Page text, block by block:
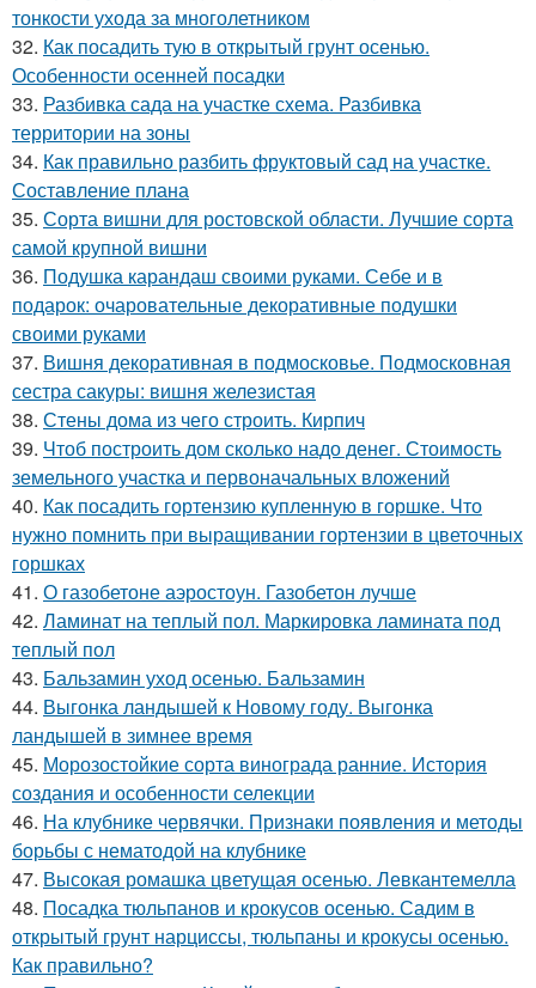
тонкости ухода за многолетником
32. Как посадить тую в открытый грунт осенью.
Особенности осенней посадки
33. Разбивка сада на участке схема. Разбивка
территории на зоны
34. Как правильно разбить фруктовый сад на участке.
Составление плана
35. Сорта вишни для ростовской области. Лучшие сорта
самой крупной вишни
36. Подушка карандаш своими руками. Себе и в
подарок: очаровательные декоративные подушки
своими руками
37. Вишня декоративная в подмосковье. Подмосковная
сестра сакуры: вишня железистая
38. Стены дома из чего строить. Кирпич
39. Чтоб построить дом сколько надо денег. Стоимость
земельного участка и первоначальных вложений
40. Как посадить гортензию купленную в горшке. Что
нужно помнить при выращивании гортензии в цветочных
горшках
41. О газобетоне аэростоун. Газобетон лучше
42. Ламинат на теплый пол. Маркировка ламината под
теплый пол
43. Бальзамин уход осенью. Бальзамин
44. Выгонка ландышей к Новому году. Выгонка
ландышей в зимнее время
45. Морозостойкие сорта винограда ранние. История
создания и особенности селекции
46. На клубнике червячки. Признаки появления и методы
борьбы с нематодой на клубнике
47. Высокая ромашка цветущая осенью. Левкантемелла
48. Посадка тюльпанов и крокусов осенью. Садим в
открытый грунт нарциссы, тюльпаны и крокусы осенью.
Как правильно?